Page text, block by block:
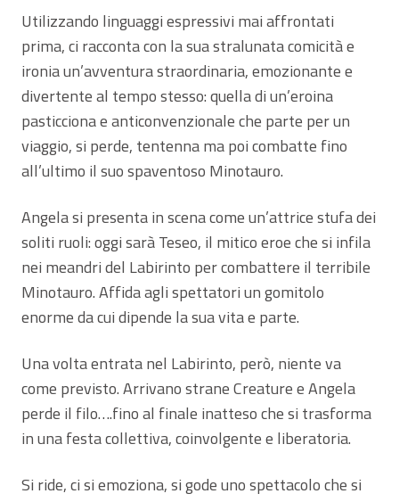
Utilizzando linguaggi espressivi mai affrontati
prima, ci racconta con la sua stralunata comicità e
ironia un’avventura straordinaria, emozionante e
divertente al tempo stesso: quella di un’eroina
pasticciona e anticonvenzionale che parte per un
viaggio, si perde, tentenna ma poi combatte fino
all’ultimo il suo spaventoso Minotauro.
Angela si presenta in scena come un’attrice stufa dei
soliti ruoli: oggi sarà Teseo, il mitico eroe che si infila
nei meandri del Labirinto per combattere il terribile
Minotauro. Affida agli spettatori un gomitolo
enorme da cui dipende la sua vita e parte.
Una volta entrata nel Labirinto, però, niente va
come previsto. Arrivano strane Creature e Angela
perde il filo….fino al finale inatteso che si trasforma
in una festa collettiva, coinvolgente e liberatoria.
Si ride, ci si emoziona, si gode uno spettacolo che si